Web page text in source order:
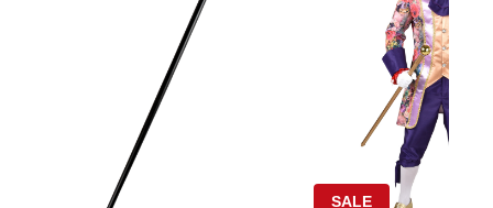
SALE